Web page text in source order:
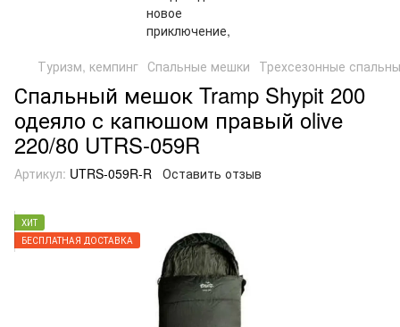
Туризм, кемпинг Спальные мешки Трехсезонные
Спальный мешок Tramp Shypit 200
одеяло с капюшом правый olive
220/80 UTRS-059R
Артикул: UTRS-059R-R Оставить отзыв
ХИТ
БЕСПЛАТНАЯ ДОСТАВКА